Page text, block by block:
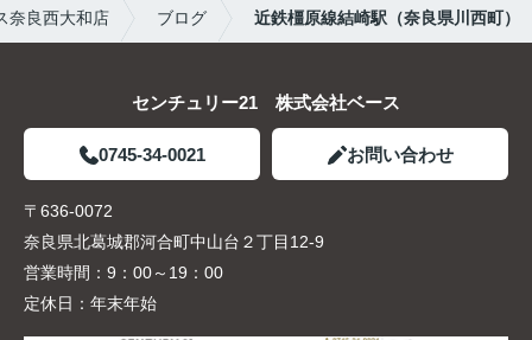
奈良西大和店 ブログ 近鉄橿原線結崎駅（奈良県川西町）
センチュリー21 株式会社ベース
0745-34-0021 お問い合わせ
〒636-0072
奈良県北葛城郡河合町中山台２丁目12-9
営業時間： 9：00～19：00
定休日： 年末年始